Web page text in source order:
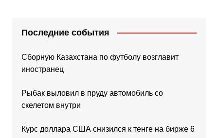
Последние события
Сборную Казахстана по футболу возглавит
иностранец
Рыбак выловил в пруду автомобиль со
скелетом внутри
Курс доллара США снизился к тенге на бирже 6